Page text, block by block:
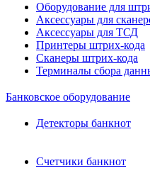
Оборудование для
Аксессуары для
Аксессуары для ТСД
Принтеры штрих-кода
Сканеры штрих-кода
Терминалы сбора
Банковское оборудование
Детекторы банкнот
Счетчики банкнот